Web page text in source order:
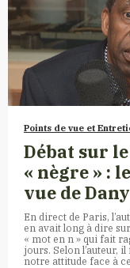
Points de vue et
Débat sur
« nègre » :
vue de
En direct de Paris,
en avait long à dire
« mot en n » qui fait
jours. Selon l’auteur,
notre attitude face à